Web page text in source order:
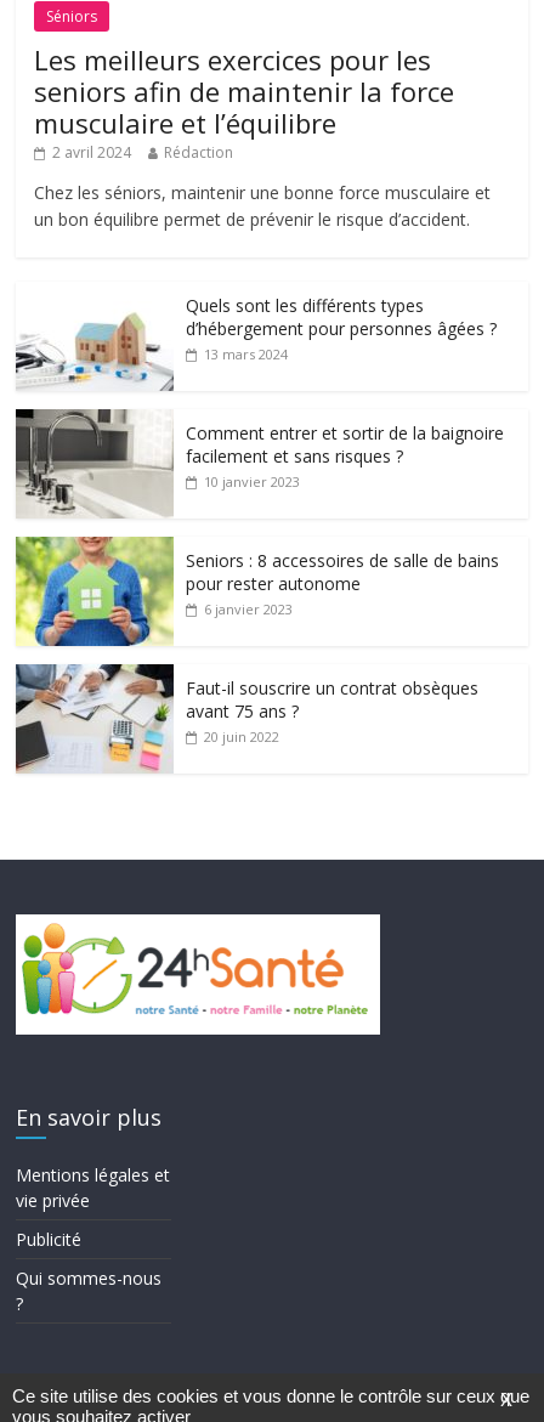
Séniors
Les meilleurs exercices pour les
seniors afin de maintenir la force
musculaire et l’équilibre
2 avril 2024 Rédaction
Chez les séniors, maintenir une bonne force musculaire et
un bon équilibre permet de prévenir le risque d’accident.
Quels sont les différents types
d’hébergement pour personnes âgées ?
13 mars 2024
Comment entrer et sortir de la baignoire
facilement et sans risques ?
10 janvier 2023
Seniors : 8 accessoires de salle de bains
pour rester autonome
6 janvier 2023
Faut-il souscrire un contrat obsèques
avant 75 ans ?
20 juin 2022
En savoir plus
Mentions légales et
vie privée
Publicité
Qui sommes-nous
?
X
Ce site utilise des cookies et vous donne le contrôle sur ceux que
vous souhaitez activer